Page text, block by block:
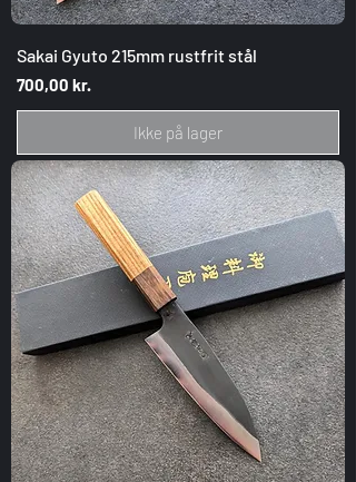
Sakai Gyuto 215mm rustfrit stål
Pris
700,00 kr.
Ikke på lager